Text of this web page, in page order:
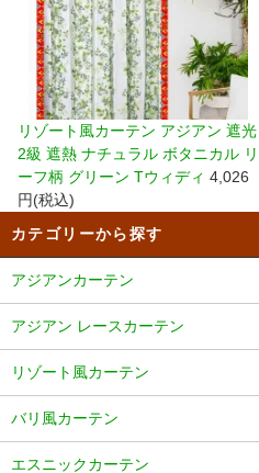
リゾート風カーテン アジアン 遮光
2級 遮熱 ナチュラル ボタニカル リ
ーフ柄 グリーン Tウィディ 4,026
円(税込)
カテゴリーから探す
アジアンカーテン
アジアン レースカーテン
リゾート風カーテン
バリ風カーテン
エスニックカーテン